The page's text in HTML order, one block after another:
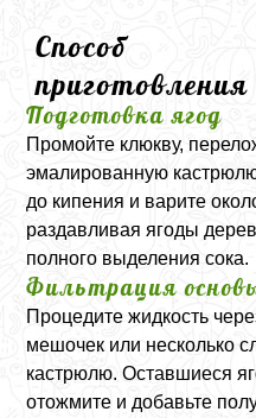
Способ
приготовления
Подготовка ягод
Промойте клюкву,
эмалированную
до кипения и варите
раздавливая ягоды
полного выделения сока.
Фильтрация
Процедите жидкость
мешочек или несколько
кастрюлю. Оставшиеся
отожмите и добавьте